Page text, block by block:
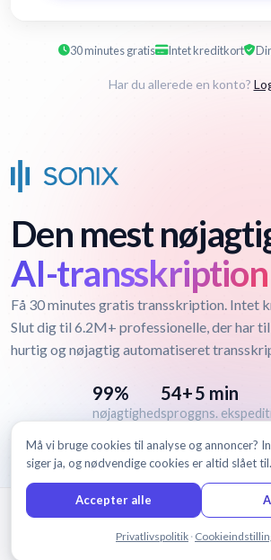
Den mest
AI-transskription
Få 30 minutes gratis transskription. Intet
Slut dig til 6.2M+ professionelle, der har
hurtig og nøjagtig automatiseret
99%
nøjagtighed
54+
sprog
5 min
gns.
30 minutes gratis Intet kreditkort
Har du allerede en konto?
© 2026 Sonix, Inc.
FunktionerPriserVilkår
Må vi bruge cookies til analyse og annoncer?
siger ja, og nødvendige cookies er altid slået til.
Accepter alle
Privatlivspolitik ·